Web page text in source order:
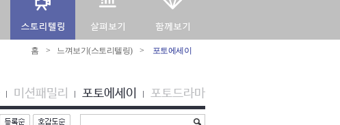
홈 > 느껴보기(스토리텔링) > 포토에세이
미션패밀리 포토에세이 포토드라마